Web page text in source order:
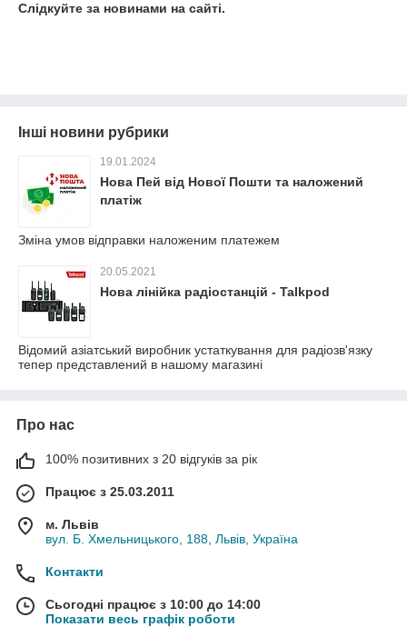
Слідкуйте за новинами на сайті.
Інші новини рубрики
19.01.2024
Нова Пей від Нової Пошти та наложений
платіж
Зміна умов відправки наложеним платежем
20.05.2021
Нова лінійка радіостанцій - Talkpod
Відомий азіатський виробник устаткування для радіозв'язку
тепер представлений в нашому магазині
Про нас
100% позитивних з 20 відгуків за рік
Працює з 25.03.2011
м. Львів
вул. Б. Хмельницького, 188, Львів, Україна
Контакти
Сьогодні працює з 10:00 до 14:00
Показати весь графік роботи